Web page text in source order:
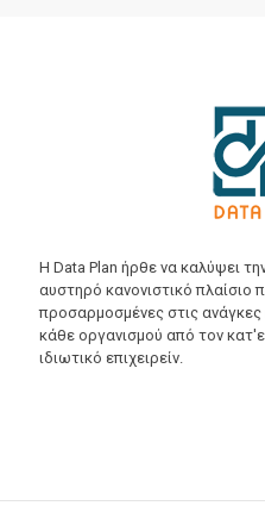
Η Data Plan ήρθε να καλύψει
αυστηρό κανονιστικό πλαίσιο
προσαρμοσμένες στις ανάγκες
κάθε οργανισμού από τον
ιδιωτικό επιχειρείν.